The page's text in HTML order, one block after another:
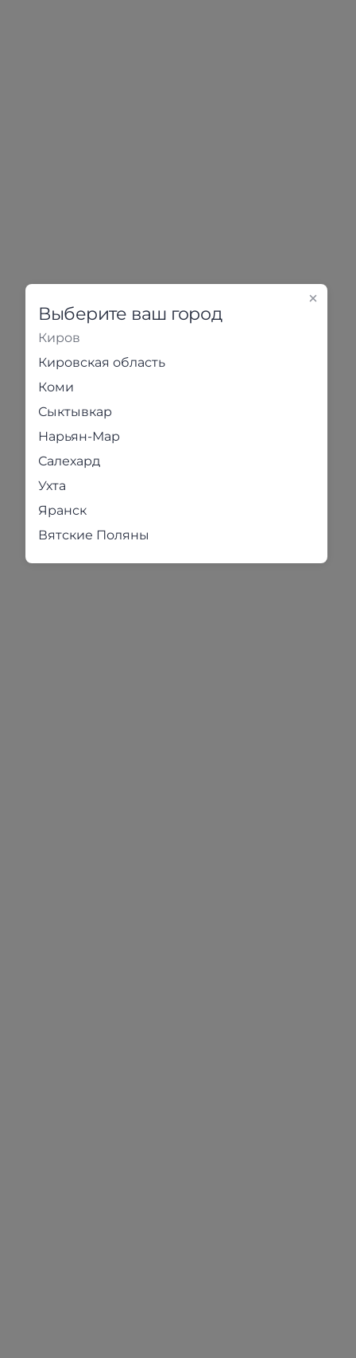
Выберите ваш город
Киров
Кировская область
Коми
Сыктывкар
Нарьян-Мар
Салехард
Ухта
Яранск
Вятские Поляны